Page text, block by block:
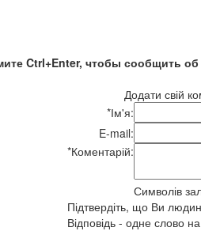
Ctrl+Enter, чтобы сообщить
Додати свій
*Ім'я:
E-mail:
*Коментарій:
Символів
Підтвердіть, що Ви
Відповідь - одне слово